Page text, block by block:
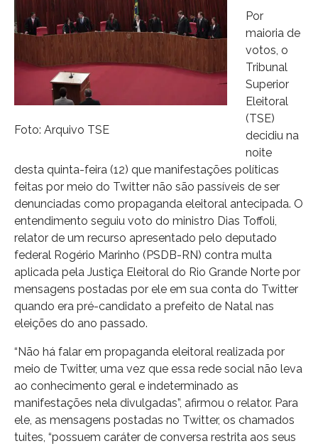
Foto: Arquivo TSE
Por
maioria de
votos, o
Tribunal
Superior
Eleitoral
(TSE)
decidiu na
noite
desta quinta-feira (12) que manifestações políticas
feitas por meio do Twitter não são passíveis de ser
denunciadas como propaganda eleitoral antecipada. O
entendimento seguiu voto do ministro Dias Toffoli,
relator de um recurso apresentado pelo deputado
federal Rogério Marinho (PSDB-RN) contra multa
aplicada pela Justiça Eleitoral do Rio Grande Norte por
mensagens postadas por ele em sua conta do Twitter
quando era pré-candidato a prefeito de Natal nas
eleições do ano passado.
“Não há falar em propaganda eleitoral realizada por
meio de Twitter, uma vez que essa rede social não leva
ao conhecimento geral e indeterminado as
manifestações nela divulgadas”, afirmou o relator. Para
ele, as mensagens postadas no Twitter, os chamados
tuites, “possuem caráter de conversa restrita aos seus